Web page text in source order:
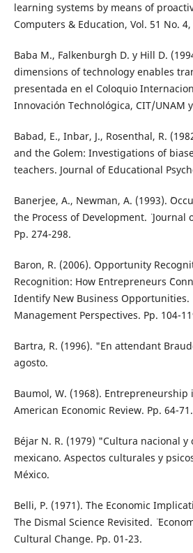
learning systems by means of
Computers & Education, Vol. 51 No. 4,
Baba M., Falkenburgh D. y Hill D.
dimensions of technology enables
presentada en el Coloquio
Innovación Technológica, CIT/UNAM
Babad, E., Inbar, J., Rosenthal, R.
and the Golem: Investigations of
teachers. Journal of Educational
Banerjee, A., Newman, A. (1993).
the Process of Development. ¨ Journal
Pp. 274-298.
Baron, R. (2006). ¨Opportunity
Recognition: How Entrepreneurs
Identify New Business Opportunities.
Management Perspectives. Pp. 104-
Bartra, R. (1996). "En attendant
agosto.
Baumol, W. (1968). ¨Entrepreneurship
American Economic Review. Pp. 64-71.
Béjar N. R. (1979) "Cultura nacional
mexicano. Aspectos culturales y
México.
Belli, P. (1971). ¨The Economic
The Dismal Science Revisited. ¨
Cultural Change. Pp. 01-23.